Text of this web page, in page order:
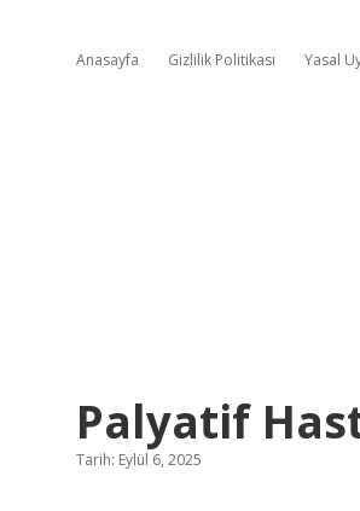
Anasayfa Gizlilik Politikası Yasal
Palyatif
Tarih: Eylül 6, 2025